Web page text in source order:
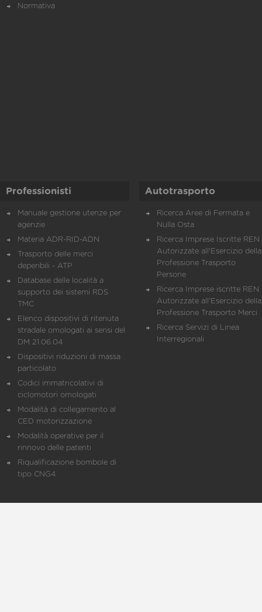
Normativa
Professionisti
Manuale gestione utenze per
agenzie
Materia ADR-RID-ADN
Trasporto delle merci
deperibili - ATP
Database delle località a
supporto dei sistemi RDS
TMC
Elenco dispositivi di ritenuta
stradale omologati ai sensi del
DM 21.06.04
Dispositivi riduzioni di massa
particolato
Codici immatricolativi di
ciclomotori omologati
Modalità di collegamento al
CED motorizzazione
Modalità operative per il
rinnovo delle patenti
Riqualificazione bombole di
tipo CNG4
Autotrasporto
Ricerca Aree di Fermata e
Nulla Osta
Ricerca Imprese Iscritte REN
Autorizzate all'Esercizio della
Professione Trasporto
Persone
Ricerca Imprese iscritte REN
Autorizzate all'Esercizio della
Professione Trasporto Merci
Ricerca Servizi di Linea
Interregionali